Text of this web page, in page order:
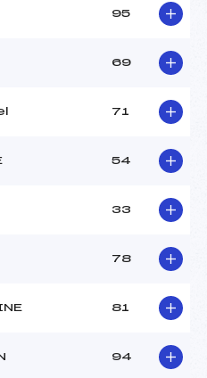
95
69
71
54
33
78
81
94